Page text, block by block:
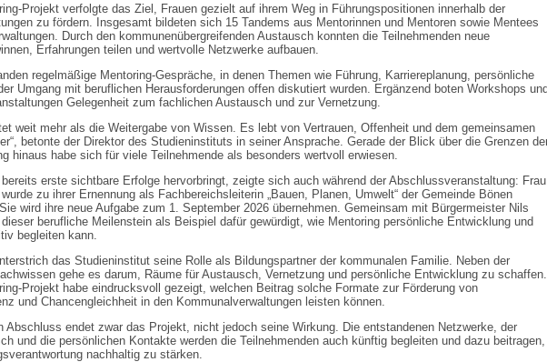
Projekt verfolgte das Ziel, Frauen gezielt auf ihrem Weg in Führungspositionen innerhalb der
zu fördern. Insgesamt bildeten sich 15 Tandems aus Mentorinnen und Mentoren sowie Mentees
Durch den kommunenübergreifenden Austausch konnten die Teilnehmenden neue
Erfahrungen teilen und wertvolle Netzwerke aufbauen.
regelmäßige Mentoring-Gespräche, in denen Themen wie Führung, Karriereplanung, persönliche
Umgang mit beruflichen Herausforderungen offen diskutiert wurden. Ergänzend boten Workshops
Gelegenheit zum fachlichen Austausch und zur Vernetzung.
weit mehr als die Weitergabe von Wissen. Es lebt von Vertrauen, Offenheit und dem gemeinsamen
betonte der Direktor des Studieninstituts in seiner Ansprache. Gerade der Blick über die Grenzen
hinaus habe sich für viele Teilnehmende als besonders wertvoll erwiesen.
erste sichtbare Erfolge hervorbringt, zeigte sich auch während der Abschlussveranstaltung: Frau
zu ihrer Ernennung als Fachbereichsleiterin „Bauen, Planen, Umwelt“ der Gemeinde Bönen
wird ihre neue Aufgabe zum 1. September 2026 übernehmen. Gemeinsam mit Bürgermeister Nils
berufliche Meilenstein als Beispiel dafür gewürdigt, wie Mentoring persönliche Entwicklung und
begleiten kann.
das Studieninstitut seine Rolle als Bildungspartner der kommunalen Familie. Neben der
gehe es darum, Räume für Austausch, Vernetzung und persönliche Entwicklung zu schaffen.
Projekt habe eindrucksvoll gezeigt, welchen Beitrag solche Formate zur Förderung von
und Chancengleichheit in den Kommunalverwaltungen leisten können.
Abschluss endet zwar das Projekt, nicht jedoch seine Wirkung. Die entstandenen Netzwerke, der
und die persönlichen Kontakte werden die Teilnehmenden auch künftig begleiten und dazu beitragen,
nachhaltig zu stärken.